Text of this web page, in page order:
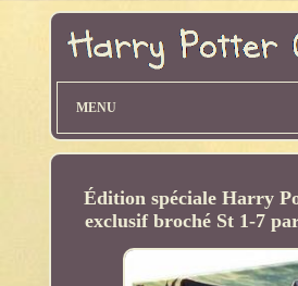
MENU
Édition spéciale Harry
exclusif broché St 1-7